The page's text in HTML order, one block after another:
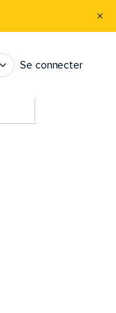
Se connecter